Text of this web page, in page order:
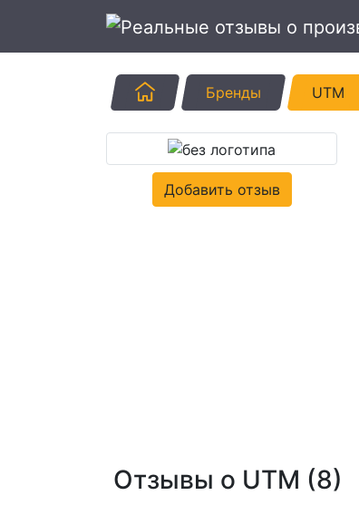
ГлавнаяБренды UTM
Добавить отзыв
Отзывы о UTM (8)